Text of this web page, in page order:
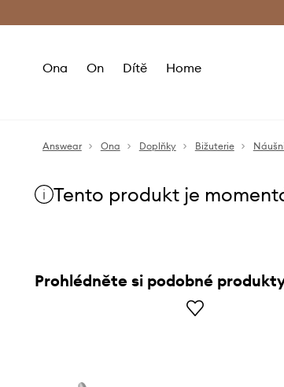
Ona On Dítě Home
Answear Ona Doplňky Bižuterie
Tento produkt je
Prohlédněte si podobné